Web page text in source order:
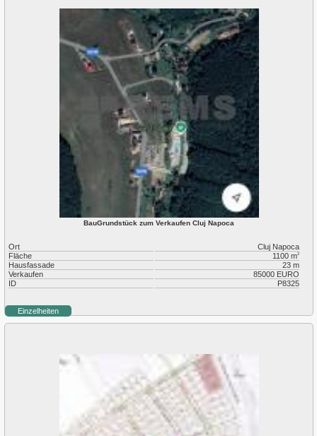
BauGrundstück zum Verkaufen Cluj Napoca
Ort
Cluj Napoca
Fläche
1100 m2
Hausfassade
23 m
Verkaufen
85000 EURO
ID
P8325
Einzelheiten